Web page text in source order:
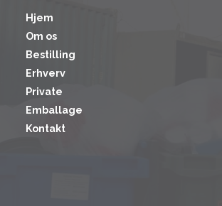
Hjem
Om os
Bestilling
Erhverv
Private
Emballage
Kontakt